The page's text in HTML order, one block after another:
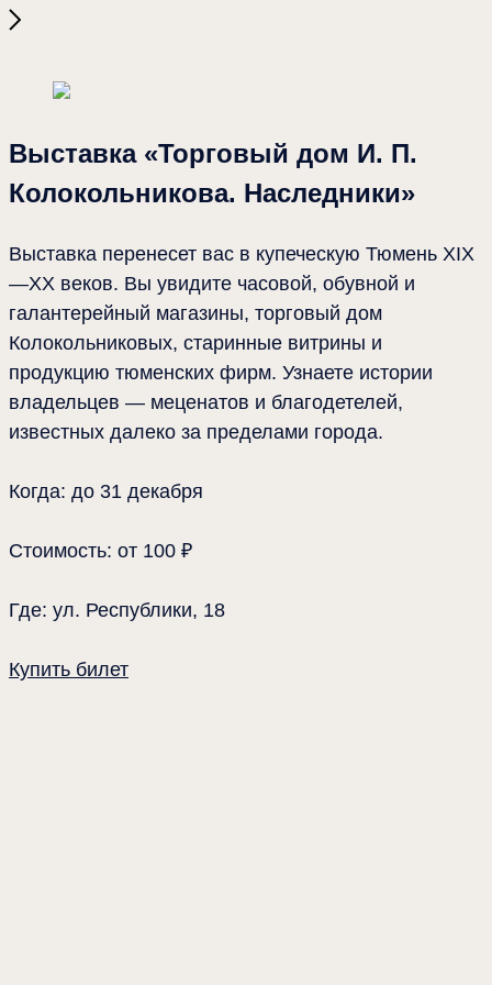
Выставка «Торговый дом И. П.
Колокольникова. Наследники»
Выставка перенесет вас в купеческую Тюмень XIX
—XX веков. Вы увидите часовой, обувной и
галантерейный магазины, торговый дом
Колокольниковых, старинные витрины и
продукцию тюменских фирм. Узнаете истории
владельцев — меценатов и благодетелей,
известных далеко за пределами города.
Когда: до 31 декабря
Стоимость: от 100 ₽
Где: ул. Республики, 18
Купить билет